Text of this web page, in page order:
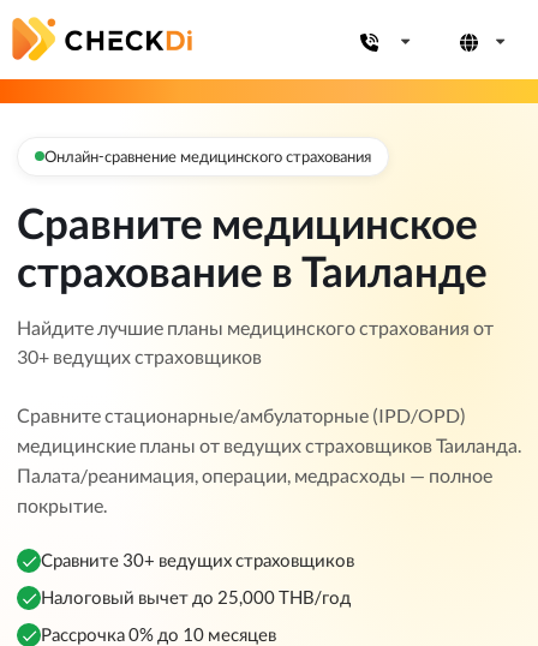
Онлайн-сравнение медицинского страхования
Сравните медицинское
страхование в Таиланде
Найдите лучшие планы медицинского страхования от
30+ ведущих страховщиков
Сравните стационарные/амбулаторные (IPD/OPD)
медицинские планы от ведущих страховщиков Таиланда.
Палата/реанимация, операции, медрасходы — полное
покрытие.
Сравните 30+ ведущих страховщиков
Налоговый вычет до 25,000 THB/год
Рассрочка 0% до 10 месяцев